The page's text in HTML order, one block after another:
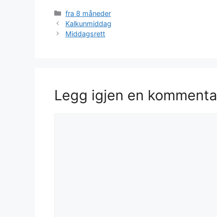
Kategorier
fra 8 måneder
Kalkunmiddag
Middagsrett
Legg igjen en